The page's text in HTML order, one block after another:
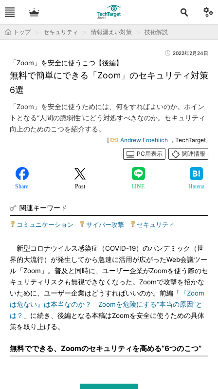
トップ セキュリティ 情報漏えい対策 技術解説
2022年2月24日
無料で簡単にできる「Zoom」のセキュリティ対策
6選
「Zoom」を安全に使うこつ【後編】
「Zoom」を安全に使うためには、何をすればよいのか。ポイン
トとなる“人間の脆弱性”にどう対処すべきなのか。セキュリティ
向上のためのこつを紹介する。
[ Andrew Froehlich ，TechTarget]
PC用表示
関連情報
Share Post LINE Hatena
関連キーワード
コミュニケーション サイバー攻撃 セキュリティ
新型コロナウイルス感染症（COVID-19）のパンデミック（世
界的大流行）が発生してから急速に活用が広がったWeb会議ツー
ル「Zoom」。普及と同時に、ユーザー企業がZoomを使う際のセ
キュリティリスクも無視できなくなった。Zoomで攻撃を招かな
いために、ユーザー企業はどうすればいいのか。前編「
『Zoom
は危ない』は本当なのか？ Zoomを危険にする“本当の原因”と
は？ 」に続き、後編となる本稿はZoomを安全に使うための具体
策を取り上げる。
無料でできる、Zoomのセキュリティを高める“6つのこつ”